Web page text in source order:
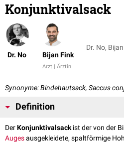
Konjunktivalsack
Dr. No Bijan Fink
Arzt | Ärztin
Dr. No,
Synonyme: Bindehautsack, Saccus
Definition
DerKonjunktivalsackist der von der
Augesausgekleidete, spaltförmige